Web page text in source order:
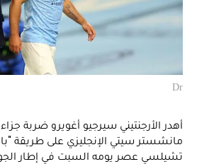
Dr
أهدر الأرجنتيني سيرجيو أغويرو ضربة
مانشستر سيتي الإنجليزي على طريقة